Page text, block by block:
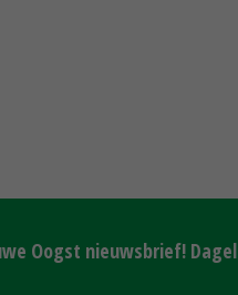
Oogst nieuwsbrief!